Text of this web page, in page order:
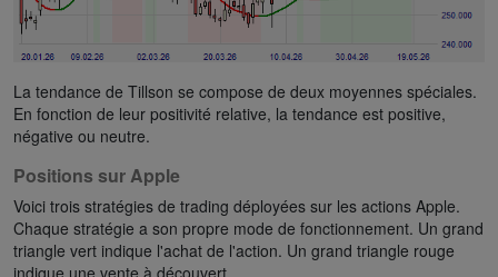
La tendance de Tillson se compose de deux moyennes spéciales.
En fonction de leur positivité relative, la tendance est positive,
négative ou neutre.
Positions sur Apple
Voici trois stratégies de trading déployées sur les actions Apple.
Chaque stratégie a son propre mode de fonctionnement. Un grand
triangle vert indique l'achat de l'action. Un grand triangle rouge